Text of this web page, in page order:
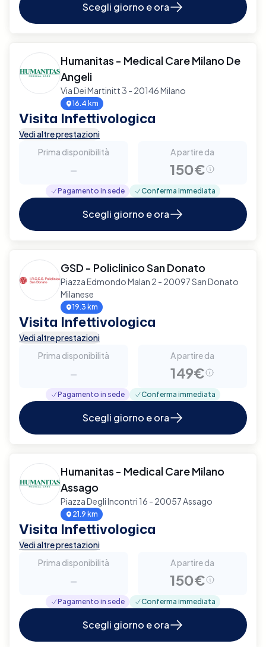
Scegli giorno e ora
Humanitas - Medical Care Milano De
Angeli
Via Dei Martinitt 3 - 20146 Milano
16.4 km
Visita Infettivologica
Vedi altre prestazioni
Prima disponibilità
-
A partire da
150€
Pagamento in sede Conferma immediata
Scegli giorno e ora
GSD - Policlinico San Donato
Piazza Edmondo Malan 2 - 20097 San Donato
Milanese
19.3 km
Visita Infettivologica
Vedi altre prestazioni
Prima disponibilità
-
A partire da
149€
Pagamento in sede Conferma immediata
Scegli giorno e ora
Humanitas - Medical Care Milano
Assago
Piazza Degli Incontri 16 - 20057 Assago
21.9 km
Visita Infettivologica
Vedi altre prestazioni
Prima disponibilità
-
A partire da
150€
Pagamento in sede Conferma immediata
Scegli giorno e ora